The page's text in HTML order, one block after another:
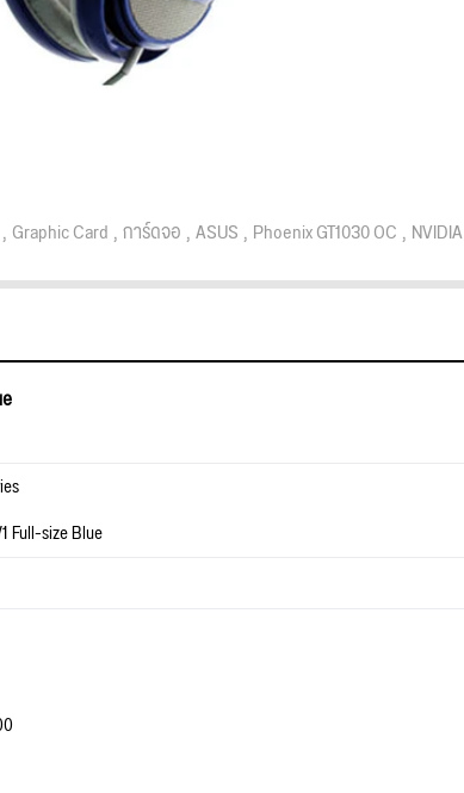
Graphic Card การ์ดจอ ASUS Phoenix GT1030 OC NVIDIA
Full-size Blue